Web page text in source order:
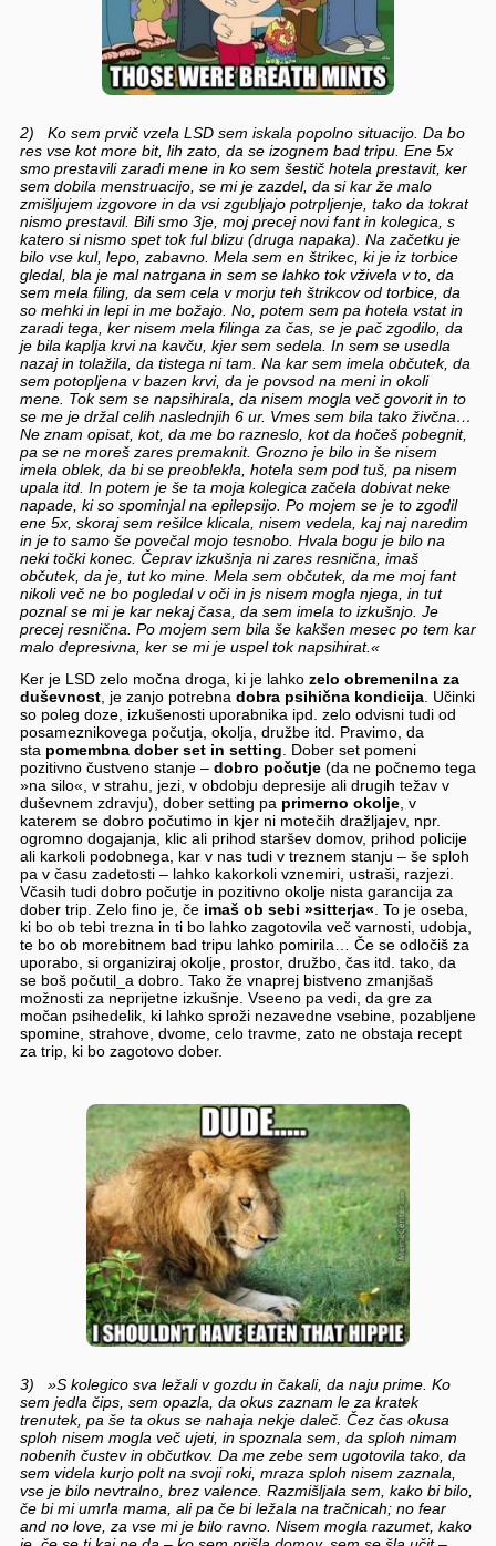
2) Ko sem prvič vzela LSD sem iskala popolno situacijo. Da bo
res vse kot more bit, lih zato, da se izognem bad tripu. Ene 5x
smo prestavili zaradi mene in ko sem šestič hotela prestavit, ker
sem dobila menstruacijo, se mi je zazdel, da si kar že malo
zmišljujem izgovore in da vsi zgubljajo potrpljenje, tako da tokrat
nismo prestavil. Bili smo 3je, moj precej novi fant in kolegica, s
katero si nismo spet tok ful blizu (druga napaka). Na začetku je
bilo vse kul, lepo, zabavno. Mela sem en štrikec, ki je iz torbice
gledal, bla je mal natrgana in sem se lahko tok vživela v to, da
sem mela filing, da sem cela v morju teh štrikcov od torbice, da
so mehki in lepi in me božajo. No, potem sem pa hotela vstat in
zaradi tega, ker nisem mela filinga za čas, se je pač zgodilo, da
je bila kaplja krvi na kavču, kjer sem sedela. In sem se usedla
nazaj in tolažila, da tistega ni tam. Na kar sem imela občutek, da
sem potopljena v bazen krvi, da je povsod na meni in okoli
mene. Tok sem se napsihirala, da nisem mogla več govorit in to
se me je držal celih naslednjih 6 ur. Vmes sem bila tako živčna…
Ne znam opisat, kot, da me bo razneslo, kot da hočeš pobegnit,
pa se ne moreš zares premaknit. Grozno je bilo in še nisem
imela oblek, da bi se preoblekla, hotela sem pod tuš, pa nisem
upala itd. In potem je še ta moja kolegica začela dobivat neke
napade, ki so spominjal na epilepsijo. Po mojem se je to zgodil
ene 5x, skoraj sem rešilce klicala, nisem vedela, kaj naj naredim
in je to samo še povečal mojo tesnobo. Hvala bogu je bilo na
neki točki konec. Čeprav izkušnja ni zares resnična, imaš
občutek, da je, tut ko mine. Mela sem občutek, da me moj fant
nikoli več ne bo pogledal v oči in js nisem mogla njega, in tut
poznal se mi je kar nekaj časa, da sem imela to izkušnjo. Je
precej resnična. Po mojem sem bila še kakšen mesec po tem kar
malo depresivna, ker se mi je uspel tok napsihirat.«
Ker je LSD zelo močna droga, ki je lahko zelo obremenilna za
duševnost, je zanjo potrebna dobra psihična kondicija. Učinki
so poleg doze, izkušenosti uporabnika ipd. zelo odvisni tudi od
posameznikovega počutja, okolja, družbe itd. Pravimo, da
sta pomembna dober set in setting . Dober set pomeni
pozitivno čustveno stanje – dobro počutje(da ne počnemo tega
»na silo«, v strahu, jezi, v obdobju depresije ali drugih težav v
duševnem zdravju), dober setting pa primerno okolje, v
katerem se dobro počutimo in kjer ni motečih dražljajev, npr.
ogromno dogajanja, klic ali prihod staršev domov, prihod policije
ali karkoli podobnega, kar v nas tudi v treznem stanju – še sploh
pa v času zadetosti – lahko kakorkoli vznemiri, ustraši, razjezi.
Včasih tudi dobro počutje in pozitivno okolje nista garancija za
dober trip. Zelo fino je, čeimaš ob sebi »sitterja« . To je oseba,
ki bo ob tebi trezna in ti bo lahko zagotovila več varnosti, udobja,
te bo ob morebitnem bad tripu lahko pomirila… Če se odločiš za
uporabo, si organiziraj okolje, prostor, družbo, čas itd. tako, da
se boš počutil_a dobro. Tako že vnaprej bistveno zmanjšaš
možnosti za neprijetne izkušnje. Vseeno pa vedi, da gre za
močan psihedelik, ki lahko sproži nezavedne vsebine, pozabljene
spomine, strahove, dvome, celo travme, zato ne obstaja recept
za trip, ki bo zagotovo dober.
3) »S kolegico sva ležali v gozdu in čakali, da naju prime. Ko
sem jedla čips, sem opazla, da okus zaznam le za kratek
trenutek, pa še ta okus se nahaja nekje daleč. Čez čas okusa
sploh nisem mogla več ujeti, in spoznala sem, da sploh nimam
nobenih čustev in občutkov. Da me zebe sem ugotovila tako, da
sem videla kurjo polt na svoji roki, mraza sploh nisem zaznala,
vse je bilo nevtralno, brez valence. Razmišljala sem, kako bi bilo,
če bi mi umrla mama, ali pa če bi ležala na tračnicah; no fear
and no love, za vse mi je bilo ravno. Nisem mogla razumet, kako